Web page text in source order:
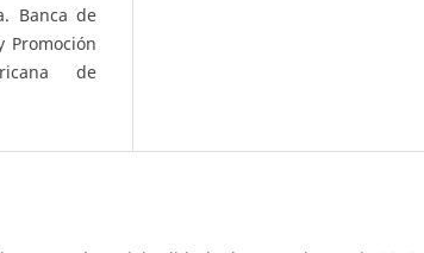
Banca de
Promoción
de